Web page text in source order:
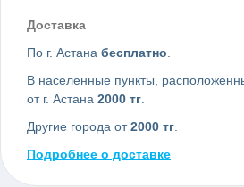
Доставка
По г. Астана бесплатно
В населенные пункты,
от г. Астана 2000 тг
Другие города от2000 тг
Подробнее о доставке